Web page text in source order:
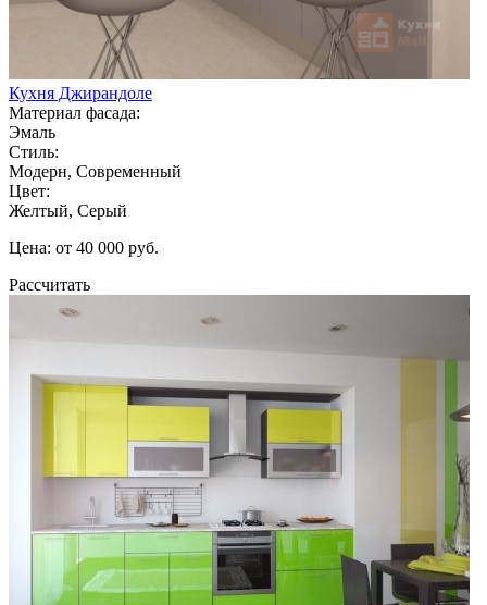
Кухня Джирандоле
Материал фасада:
Эмаль
Стиль:
Модерн, Современный
Цвет:
Желтый, Серый
Цена: от 40 000 руб.
Рассчитать